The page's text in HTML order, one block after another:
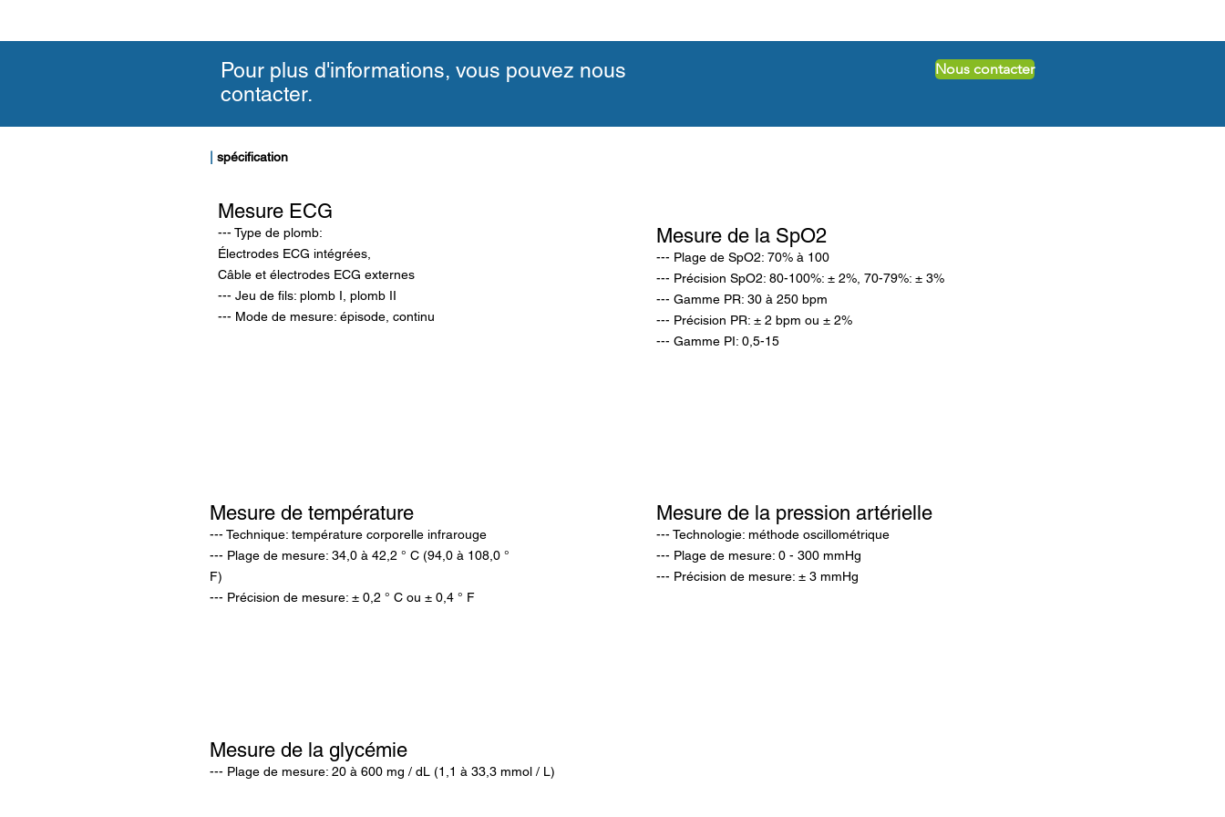
Pour plus d'informations, vous pouvez nous
contacter.
Nous contacter
spécification
Mesure ECG
--- Type de plomb:
Électrodes ECG intégrées,
Câble et électrodes ECG externes
--- Jeu de fils: plomb I, plomb II
--- Mode de mesure: épisode, continu
Mesure de la SpO2
--- Plage de SpO2: 70% à 100
--- Précision SpO2: 80-100%: ± 2%, 70-79%: ± 3%
--- Gamme PR: 30 à 250 bpm
--- Précision PR: ± 2 bpm ou ± 2%
--- Gamme PI: 0,5-15
Mesure de température
--- Technique: température corporelle infrarouge
--- Plage de mesure: 34,0 à 42,2 ° C (94,0 à 108,0 °
F)
--- Précision de mesure: ± 0,2 ° C ou ± 0,4 ° F
Mesure de la pression artérielle
--- Technologie: méthode oscillométrique
--- Plage de mesure: 0 - 300 mmHg
--- Précision de mesure: ± 3 mmHg
Mesure de la glycémie
--- Plage de mesure: 20 à 600 mg / dL (1,1 à 33,3 mmol / L)